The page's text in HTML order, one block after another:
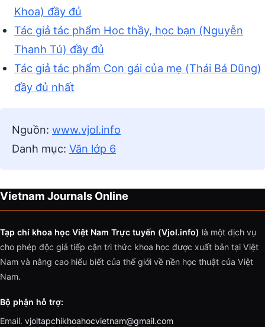
Khoa) đầy đủ
Tác giả tác phẩm Học thầy, học bạn (Nguyễn
Thanh Tú) đầy đủ
Tác giả tác phẩm Con gái của mẹ (Thái Bá Dũng)
đầy đủ nhất
Nguồn: www.vjol.info
Danh mục: Văn lớp 6
Vietnam Journals Online
Tạp chí khoa học Việt Nam Trực tuyến (Vjol.info) là một dịch vụ
cho phép độc giả tiếp cận tri thức khoa học được xuất bản tại Việt
Nam và nâng cao hiểu biết của thế giới về nền học thuật của Việt
Nam.
Bộ phận hỗ trợ:
Email. vjoltapchikhoahocvietnam@gmail.com